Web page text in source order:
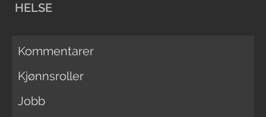
HELSE
Kommentarer
Kjønnsroller
Jobb